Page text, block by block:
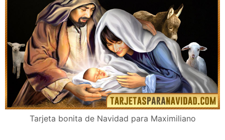
Tarjeta bonita de Navidad para Maximiliano